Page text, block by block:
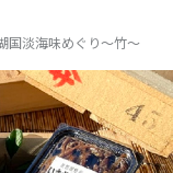
国淡海味めぐり～竹～